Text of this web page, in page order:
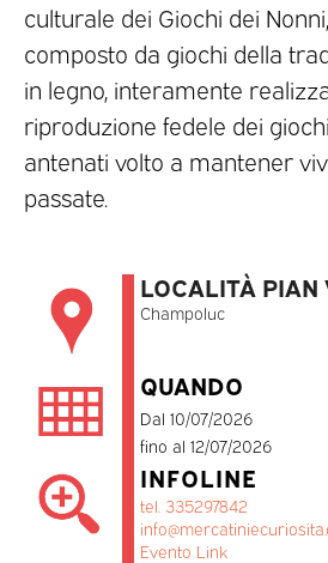
culturale dei Giochi dei
composto da giochi della
in legno, interamente
riproduzione fedele dei
antenati volto a mantener
passate.
LOCALITÀ PIAN
Champoluc
QUANDO
Dal 10/07/2026
fino al 12/07/2026
INFOLINE
tel. 335297842
Evento Link